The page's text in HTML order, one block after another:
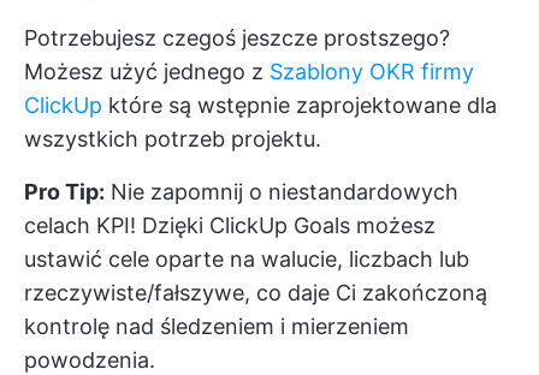
Potrzebujesz czegoś jeszcze prostszego?
Możesz użyć jednego z Szablony OKR firmy
ClickUp które są wstępnie zaprojektowane dla
wszystkich potrzeb projektu.
Pro Tip: Nie zapomnij o niestandardowych
celach KPI! Dzięki ClickUp Goals możesz
ustawić cele oparte na walucie, liczbach lub
rzeczywiste/fałszywe, co daje Ci zakończoną
kontrolę nad śledzeniem i mierzeniem
powodzenia.